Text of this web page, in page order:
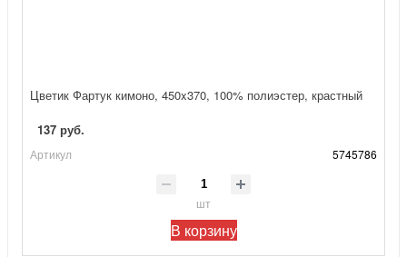
Цветик Фартук кимоно, 450x370, 100% полиэстер, крастный
137 руб.
Артикул 5745786
шт
В корзину